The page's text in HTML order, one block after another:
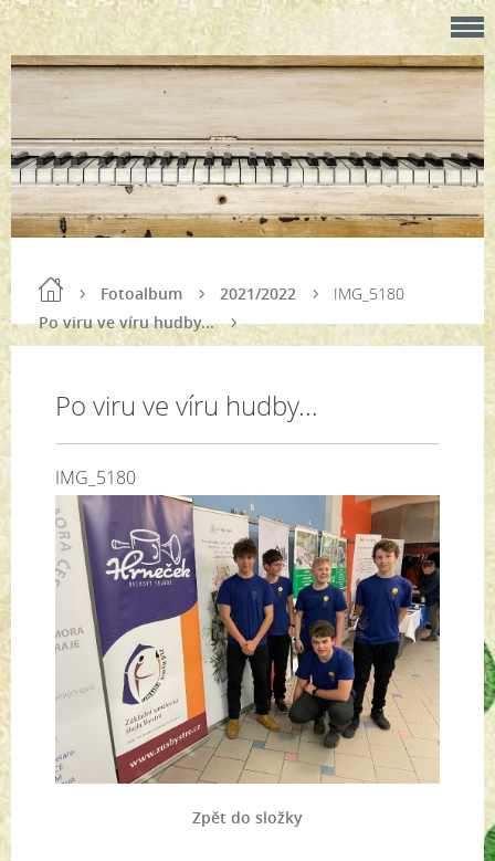
Fotoalbum
2021/2022
Po viru ve víru hudby...
IMG_5180
Po viru ve víru hudby...
IMG_5180
Zpět do složky